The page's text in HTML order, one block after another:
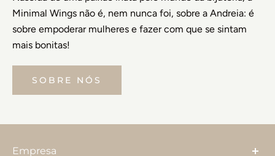
Minimal Wings não é, nem nunca foi, sobre a Andreia: é
sobre empoderar mulheres e fazer com que se sintam
mais bonitas!
SOBRE NÓS
Empresa